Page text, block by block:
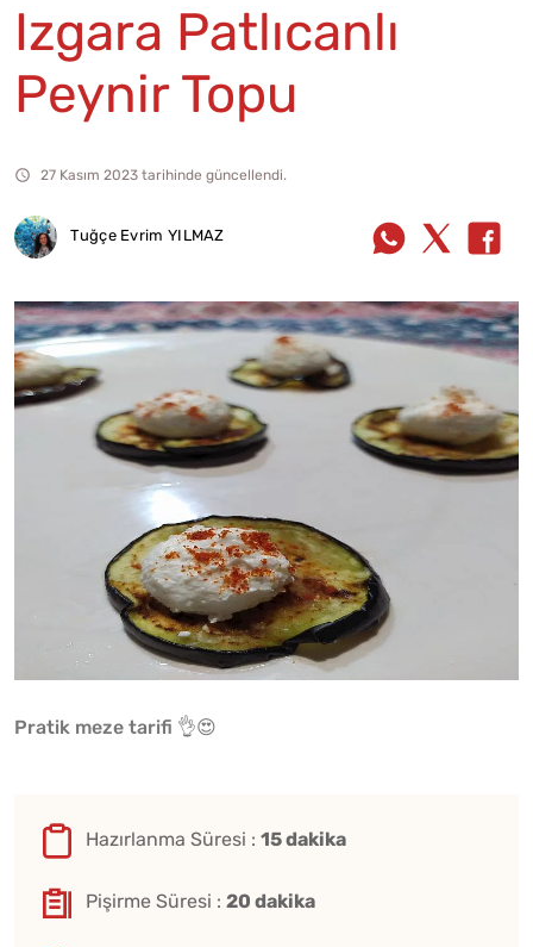
Izgara Patlıcanlı
Peynir Topu
27 Kasım 2023 tarihinde güncellendi.
Tuğçe Evrim YILMAZ
Pratik meze tarifi 👌😍
Hazırlanma Süresi : 15 dakika
Pişirme Süresi : 20 dakika